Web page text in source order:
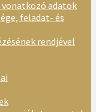
vonatkozó adatok
feladat- és
rendjével